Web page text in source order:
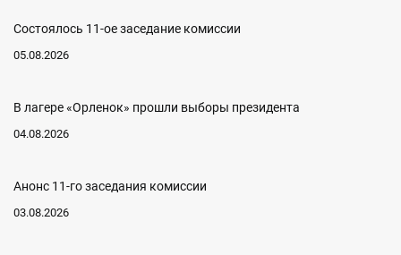
Состоялось 11-ое заседание комиссии
05.08.2026
В лагере «Орленок» прошли выборы президента
04.08.2026
Анонс 11-го заседания комиссии
03.08.2026